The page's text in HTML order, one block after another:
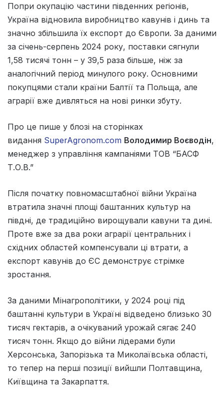
Попри окупацію частини південних регіонів,
Україна відновила виробництво кавунів і динь та
значно збільшила їх експорт до Європи. За даними
за січень-серпень 2024 року, поставки сягнули
1,58 тисячі тонн – у 39,5 раза більше, ніж за
аналогічний період минулого року. Основними
покупцями стали країни Балтії та Польща, але
аграрії вже дивляться на нові ринки збуту.
Про це пише у блозі на сторінках
видання SuperAgronom.com Володимир Воєводін,
менеджер з управління кампаніями ТОВ “БАСФ
Т.О.В.”
Після початку повномасштабної війни Україна
втратила значні площі баштанних культур на
півдні, де традиційно вирощували кавуни та дині.
Проте вже за два роки аграрії центральних і
східних областей компенсували ці втрати, а
експорт кавунів до ЄС демонструє стрімке
зростання.
За даними Мінагрополітики, у 2024 році під
баштанні культури в Україні відведено близько 30
тисяч гектарів, а очікуваний урожай сягає 240
тисяч тонн. Якщо до війни лідерами були
Херсонська, Запорізька та Миколаївська області,
то тепер на перші позиції вийшли Полтавщина,
Київщина та Закарпаття.